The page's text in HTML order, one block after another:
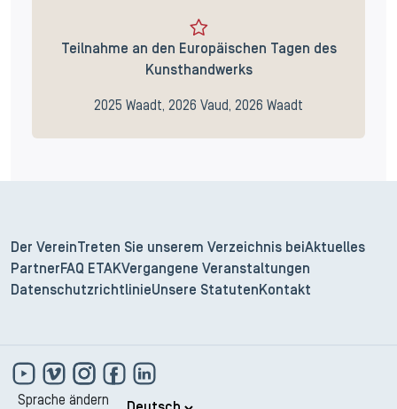
Teilnahme an den Europäischen Tagen des
Kunsthandwerks
2025 Waadt, 2026 Vaud, 2026 Waadt
Der Verein Treten Sie unserem Verzeichnis bei Aktuelles
Partner FAQ ETAKVergangene Veranstaltungen
DatenschutzrichtlinieUnsere Statuten Kontakt
Sprache ändern